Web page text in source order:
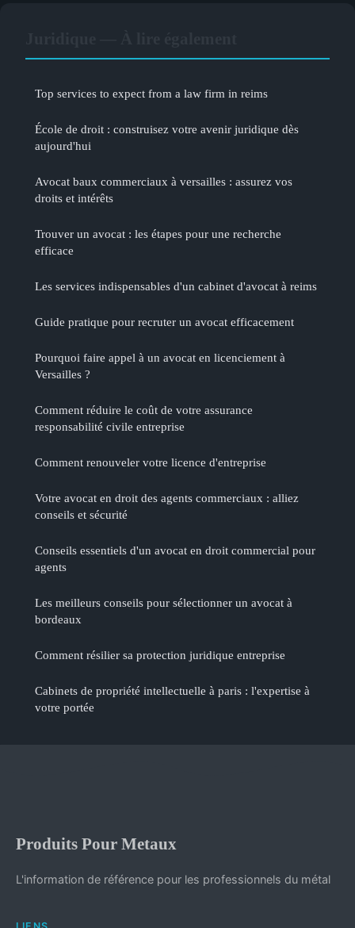
Top services to expect from a law firm in reims
École de droit : construisez votre avenir juridique dès
aujourd'hui
Avocat baux commerciaux à versailles : assurez vos
droits et intérêts
Trouver un avocat : les étapes pour une recherche
efficace
Les services indispensables d'un cabinet d'avocat à reims
Guide pratique pour recruter un avocat efficacement
Pourquoi faire appel à un avocat en licenciement à
Versailles ?
Comment réduire le coût de votre assurance
responsabilité civile entreprise
Comment renouveler votre licence d'entreprise
Votre avocat en droit des agents commerciaux : alliez
conseils et sécurité
Conseils essentiels d'un avocat en droit commercial pour
agents
Les meilleurs conseils pour sélectionner un avocat à
bordeaux
Comment résilier sa protection juridique entreprise
Cabinets de propriété intellectuelle à paris : l'expertise à
votre portée
Produits Pour Metaux
L'information de référence pour les professionnels du métal